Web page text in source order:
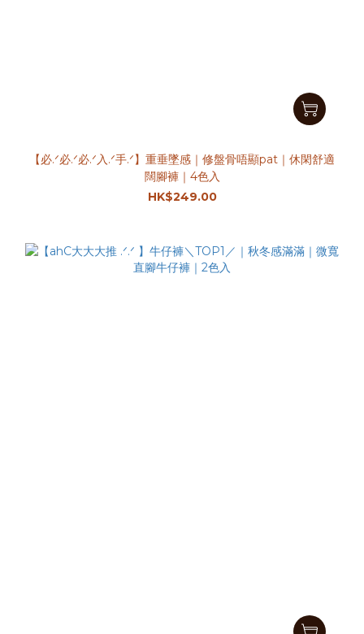
【必.ᐟ必.ᐟ必.ᐟ入.ᐟ手.ᐟ】重垂墜感｜修盤骨唔顯pat｜休閑舒適
闊腳褲｜4色入
HK$249.00